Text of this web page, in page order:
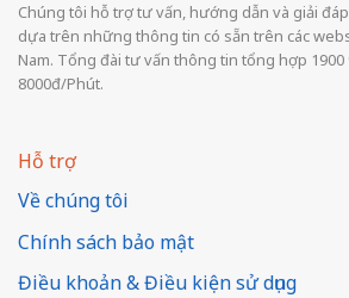
Chúng tôi hỗ trợ tư vấn, hướng dẫn và giải
dựa trên những thông tin có sẵn trên các
Nam. Tổng đài tư vấn thông tin tổng hợp 1900
8000đ/Phút.
Hỗ trợ
Về chúng tôi
Chính sách bảo mật
Điều khoản & Điều kiện sử dụng